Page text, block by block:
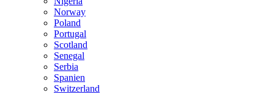
Norway
Poland
Portugal
Scotland
Senegal
Serbia
Spanien
Switzerland